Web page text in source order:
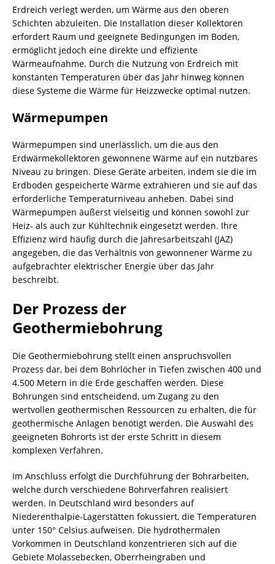
Erdreich verlegt werden, um Wärme aus den oberen
Schichten abzuleiten. Die Installation dieser Kollektoren
erfordert Raum und geeignete Bedingungen im Boden,
ermöglicht jedoch eine direkte und effiziente
Wärmeaufnahme. Durch die Nutzung von Erdreich mit
konstanten Temperaturen über das Jahr hinweg können
diese Systeme die Wärme für Heizzwecke optimal nutzen.
Wärmepumpen
Wärmepumpen sind unerlässlich, um die aus den
Erdwärmekollektoren gewonnene Wärme auf ein nutzbares
Niveau zu bringen. Diese Geräte arbeiten, indem sie die im
Erdboden gespeicherte Wärme extrahieren und sie auf das
erforderliche Temperaturniveau anheben. Dabei sind
Wärmepumpen äußerst vielseitig und können sowohl zur
Heiz- als auch zur Kühltechnik eingesetzt werden. Ihre
Effizienz wird häufig durch die Jahresarbeitszahl (JAZ)
angegeben, die das Verhältnis von gewonnener Wärme zu
aufgebrachter elektrischer Energie über das Jahr
beschreibt.
Der Prozess der
Geothermiebohrung
Die Geothermiebohrung stellt einen anspruchsvollen
Prozess dar, bei dem Bohrlöcher in Tiefen zwischen 400 und
4.500 Metern in die Erde geschaffen werden. Diese
Bohrungen sind entscheidend, um Zugang zu den
wertvollen geothermischen Ressourcen zu erhalten, die für
geothermische Anlagen benötigt werden. Die Auswahl des
geeigneten Bohrorts ist der erste Schritt in diesem
komplexen Verfahren.
Im Anschluss erfolgt die Durchführung der Bohrarbeiten,
welche durch verschiedene Bohrverfahren realisiert
werden. In Deutschland wird besonders auf
Niederenthalpie-Lagerstätten fokussiert, die Temperaturen
unter 150° Celsius aufweisen. Die hydrothermalen
Vorkommen in Deutschland konzentrieren sich auf die
Gebiete Molassebecken, Oberrheingraben und